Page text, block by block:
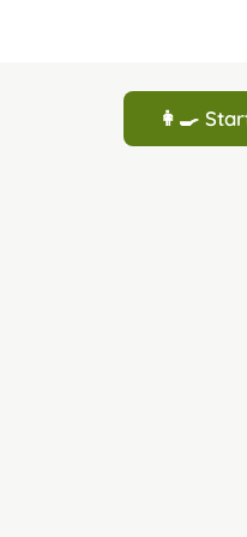
👩‍🍳